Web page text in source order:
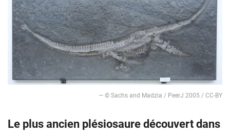
— © Sachs and Madzia / PeerJ 2005 / CC-BY
Le plus ancien plésiosaure découvert dans